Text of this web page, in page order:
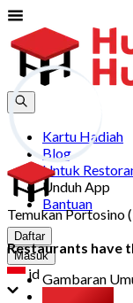
Kartu Hadiah
Blog
Untuk
Unduh App
Bantuan
Daftar
Masuk
id
Temukan Portosino
Restaurants have
Gambaran